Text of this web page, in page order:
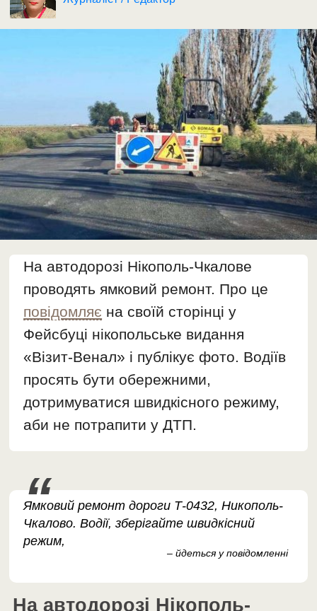
На автодорозі Нікополь-Чкалове
проводять ямковий ремонт. Про це
повідомляє на своїй сторінці у
Фейсбуці нікопольське видання
«Візит-Венал» і публікує фото. Водіїв
просять бути обережними,
дотримуватися швидкісного режиму,
аби не потрапити у ДТП.
Ямковий ремонт дороги Т-0432, Никополь-
Чкалово. Водії, зберігайте швидкісний
режим,
– йдеться у повідомленні
На автодорозі Нікополь-